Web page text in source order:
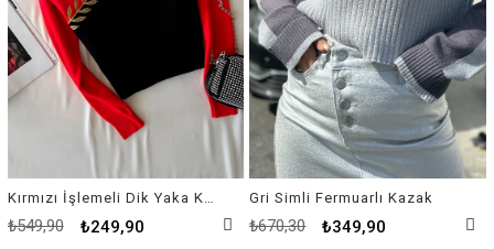
₺249,90
₺549,90
Gri Simli Fermuarlı Kazak
₺349,90
₺670,30